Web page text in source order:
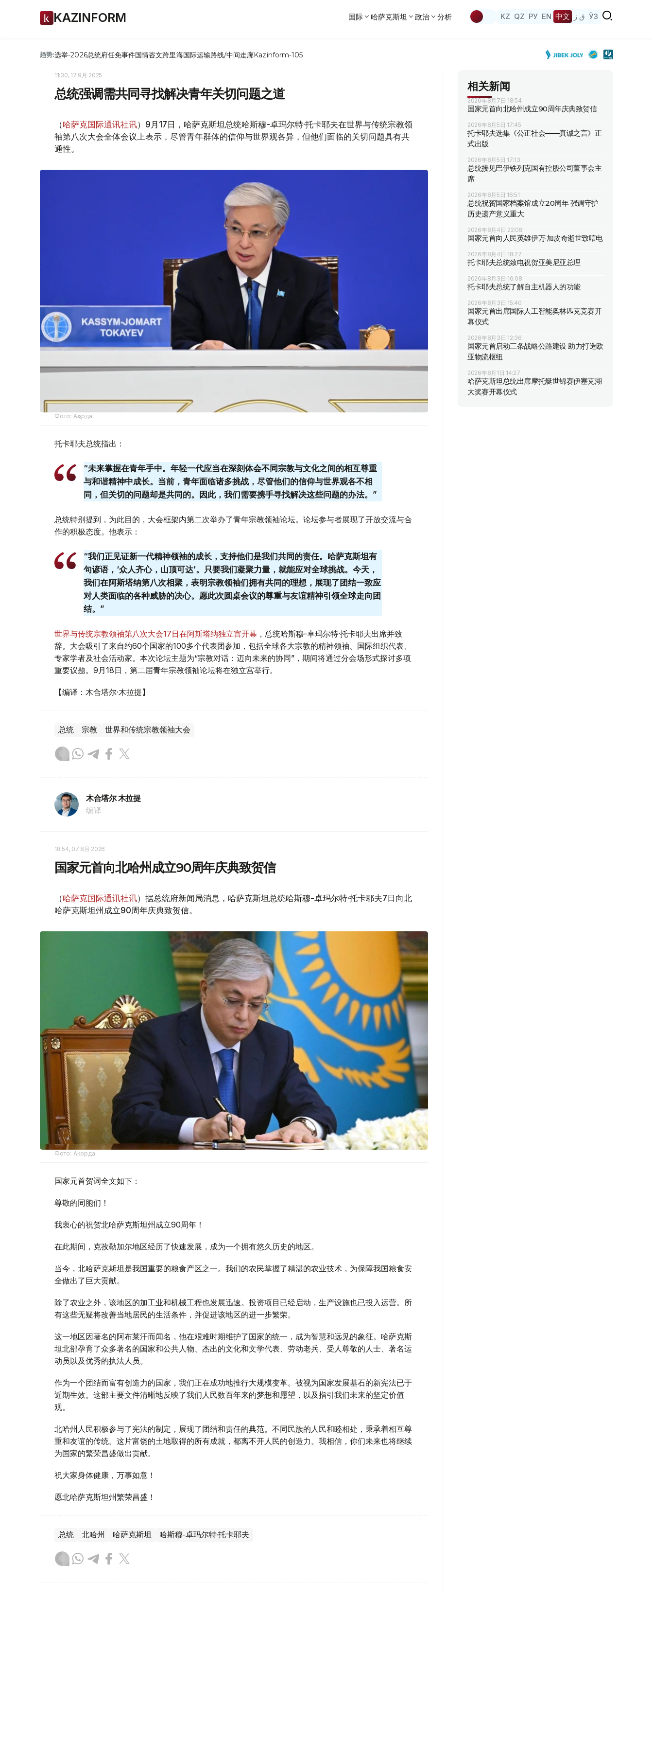
KAZINFORM 国际 哈萨克斯坦 政治 分析 KZ QZ РУ EN 中文 ق ز ЎЗ
趋势:选举-2026总统府任免事件国情咨文跨里海国际运输路线/中间走廊Kazinform-105
11:30, 17 9月 2025
总统强调需共同寻找解决青年关切问题之道
（哈萨克国际通讯社讯）9月17日，哈萨克斯坦总统哈斯穆-卓玛尔特·托卡耶夫在世界与传统宗教领
袖第八次大会全体会议上表示，尽管青年群体的信仰与世界观各异，但他们面临的关切问题具有共
通性。
Фото: Ақорда
托卡耶夫总统指出：
“未来掌握在青年手中。年轻一代应当在深刻体会不同宗教与文化之间的相互尊重
与和谐精神中成长。当前，青年面临诸多挑战，尽管他们的信仰与世界观各不相
同，但关切的问题却是共同的。因此，我们需要携手寻找解决这些问题的办法。”
总统特别提到，为此目的，大会框架内第二次举办了青年宗教领袖论坛。论坛参与者展现了开放交流与合
作的积极态度。他表示：
“我们正见证新一代精神领袖的成长，支持他们是我们共同的责任。哈萨克斯坦有
句谚语，‘众人齐心，山顶可达’。只要我们凝聚力量，就能应对全球挑战。今天，
我们在阿斯塔纳第八次相聚，表明宗教领袖们拥有共同的理想，展现了团结一致应
对人类面临的各种威胁的决心。愿此次圆桌会议的尊重与友谊精神引领全球走向团
结。”
世界与传统宗教领袖第八次大会17日在阿斯塔纳独立宫开幕 ，总统哈斯穆-卓玛尔特·托卡耶夫出席并致
辞。大会吸引了来自约60个国家的100多个代表团参加，包括全球各大宗教的精神领袖、国际组织代表、
专家学者及社会活动家。本次论坛主题为“宗教对话：迈向未来的协同”，期间将通过分会场形式探讨多项
重要议题。9月18日，第二届青年宗教领袖论坛将在独立宫举行。
【编译：木合塔尔·木拉提】
总统 宗教 世界和传统宗教领袖大会
木合塔尔 木拉提
编译
18:54, 07 8月 2026
国家元首向北哈州成立90周年庆典致贺信
（哈萨克国际通讯社讯）据总统府新闻局消息，哈萨克斯坦总统哈斯穆-卓玛尔特·托卡耶夫7日向北
哈萨克斯坦州成立90周年庆典致贺信。
Фото: Акорда
国家元首贺词全文如下：
尊敬的同胞们！
我衷心的祝贺北哈萨克斯坦州成立90周年！
在此期间，克孜勒加尔地区经历了快速发展，成为一个拥有悠久历史的地区。
当今，北哈萨克斯坦是我国重要的粮食产区之一。我们的农民掌握了精湛的农业技术，为保障我国粮食安
全做出了巨大贡献。
除了农业之外，该地区的加工业和机械工程也发展迅速。投资项目已经启动，生产设施也已投入运营。所
有这些无疑将改善当地居民的生活条件，并促进该地区的进一步繁荣。
这一地区因著名的阿布莱汗而闻名，他在艰难时期维护了国家的统一，成为智慧和远见的象征。哈萨克斯
坦北部孕育了众多著名的国家和公共人物、杰出的文化和文学代表、劳动老兵、受人尊敬的人士、著名运
动员以及优秀的执法人员。
作为一个团结而富有创造力的国家，我们正在成功地推行大规模变革。被视为国家发展基石的新宪法已于
近期生效。这部主要文件清晰地反映了我们人民数百年来的梦想和愿望，以及指引我们未来的坚定价值
观。
北哈州人民积极参与了宪法的制定，展现了团结和责任的典范。不同民族的人民和睦相处，秉承着相互尊
重和友谊的传统。这片富饶的土地取得的所有成就，都离不开人民的创造力。我相信，你们未来也将继续
为国家的繁荣昌盛做出贡献。
祝大家身体健康，万事如意！
愿北哈萨克斯坦州繁荣昌盛！
总统 北哈州 哈萨克斯坦 哈斯穆-卓玛尔特·托卡耶夫
相关新闻
2026年8月7日 18:54
国家元首向北哈州成立90周年庆典致贺信
2026年8月5日 17:45
托卡耶夫选集《公正社会——真诚之言》正
式出版
2026年8月5日 17:13
总统接见巴伊铁列克国有控股公司董事会主
席
2026年8月5日 16:51
总统祝贺国家档案馆成立20周年 强调守护
历史遗产意义重大
2026年8月4日 22:08
国家元首向人民英雄伊万·加皮奇逝世致唁电
2026年8月4日 18:27
托卡耶夫总统致电祝贺亚美尼亚总理
2026年8月3日 16:08
托卡耶夫总统了解自主机器人的功能
2026年8月3日 15:40
国家元首出席国际人工智能奥林匹克竞赛开
幕仪式
2026年8月3日 12:36
国家元首启动三条战略公路建设 助力打造欧
亚物流枢纽
2026年8月1日 14:27
哈萨克斯坦总统出席摩托艇世锦赛伊塞克湖
大奖赛开幕仪式